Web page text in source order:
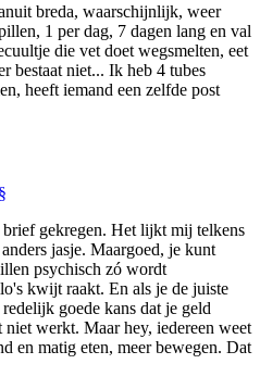
breda, waarschijnlijk, weer
1 per dag, 7 dagen lang en val
die vet doet wegsmelten, eet
bestaat niet... Ik heb 4 tubes
heeft iemand een zelfde post
§
gekregen. Het lijkt mij telkens
jasje. Maargoed, je kunt
psychisch zó wordt
kwijt raakt. En als je de juiste
goede kans dat je geld
werkt. Maar hey, iedereen weet
en matig eten, meer bewegen. Dat